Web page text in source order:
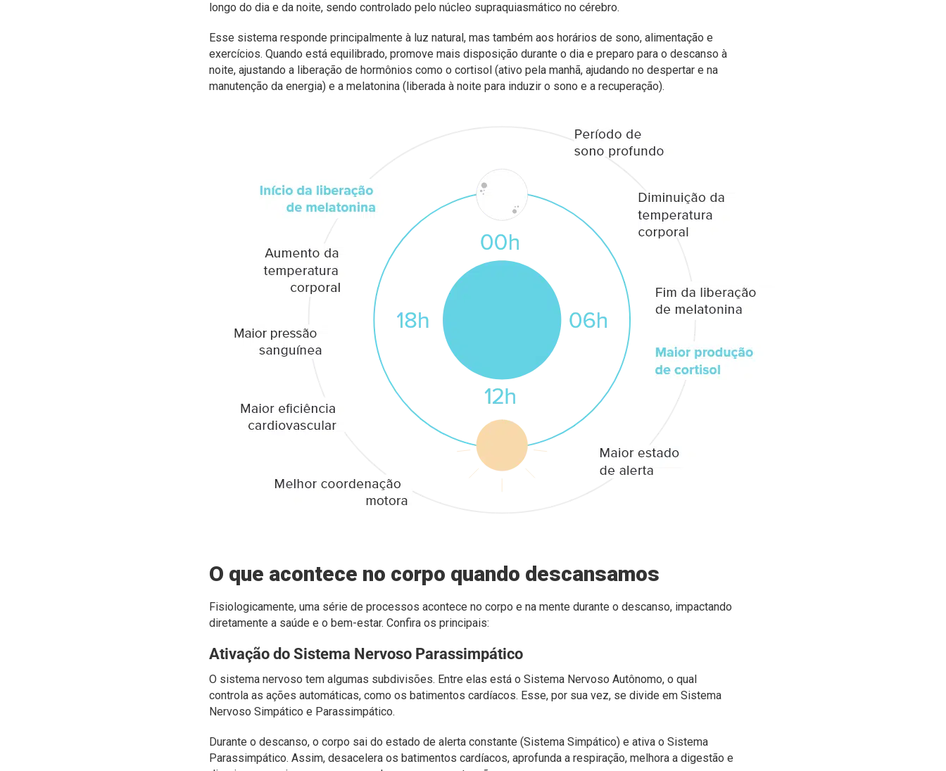
longo do dia e da noite, sendo controlado pelo núcleo supraquiasmático no cérebro.
Esse sistema responde principalmente à luz natural, mas também aos horários de sono, alimentação e
exercícios. Quando está equilibrado, promove mais disposição durante o dia e preparo para o descanso à
noite, ajustando a liberação de hormônios como o cortisol (ativo pela manhã, ajudando no despertar e na
manutenção da energia) e a melatonina (liberada à noite para induzir o sono e a recuperação).
O que acontece no corpo quando descansamos
Fisiologicamente, uma série de processos acontece no corpo e na mente durante o descanso, impactando
diretamente a saúde e o bem-estar. Confira os principais:
Ativação do Sistema Nervoso Parassimpático
O sistema nervoso tem algumas subdivisões. Entre elas está o Sistema Nervoso Autônomo, o qual
controla as ações automáticas, como os batimentos cardíacos. Esse, por sua vez, se divide em Sistema
Nervoso Simpático e Parassimpático.
Durante o descanso, o corpo sai do estado de alerta constante (Sistema Simpático) e ativa o Sistema
Parassimpático. Assim, desacelera os batimentos cardíacos, aprofunda a respiração, melhora a digestão e